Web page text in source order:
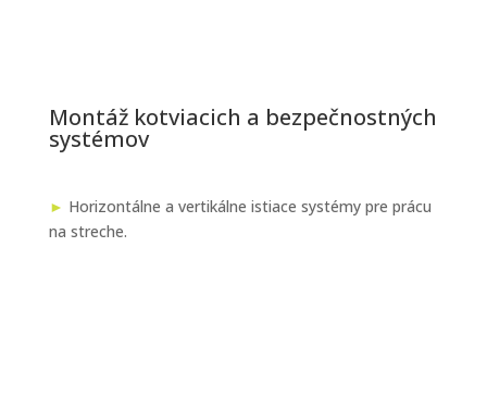
Montáž kotviacich a bezpečnostných
systémov
► Horizontálne a vertikálne istiace systémy pre prácu
na streche.